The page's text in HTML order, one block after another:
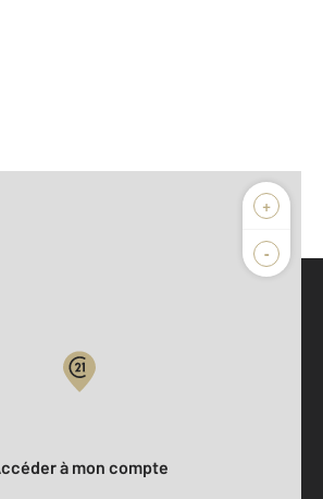
+
-
Accéder à mon compte